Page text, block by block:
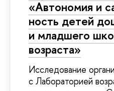
«Автономия и
ность детей
и младшего
возраста»
Исследование
с Лабораторией